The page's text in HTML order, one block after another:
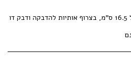
שלט לדלת על דיקט, גודל 10 על 16.5 ס"מ, בצרוף אותיות להדבקה ודבק דו